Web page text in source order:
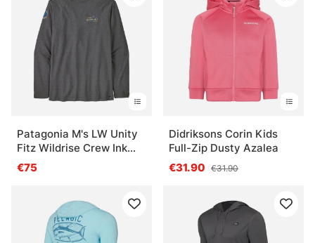
Patagonia M's LW Unity
Fitz Wildrise Crew Ink
Black
€75
Didriksons Corin Kids
Full-Zip Dusty Azalea
€31.90 €31.90